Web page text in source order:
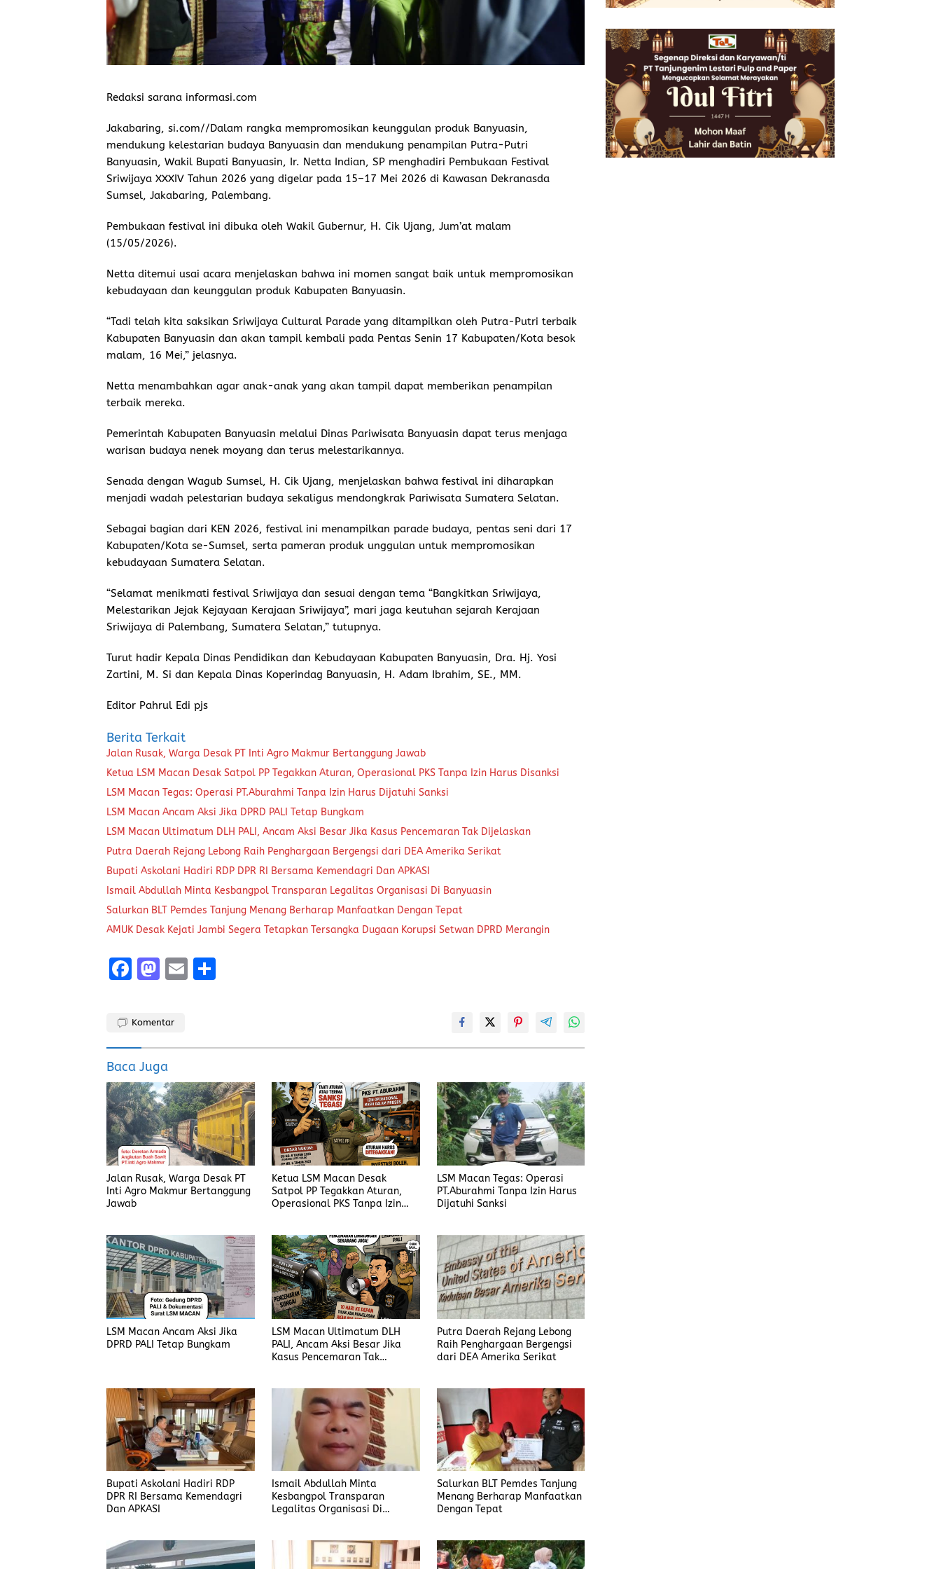
Redaksi sarana informasi.com
Jakabaring, si.com//Dalam rangka mempromosikan keunggulan produk Banyuasin,
mendukung kelestarian budaya Banyuasin dan mendukung penampilan Putra-Putri
Banyuasin, Wakil Bupati Banyuasin, Ir. Netta Indian, SP menghadiri Pembukaan Festival
Sriwijaya XXXIV Tahun 2026 yang digelar pada 15–17 Mei 2026 di Kawasan Dekranasda
Sumsel, Jakabaring, Palembang.
Pembukaan festival ini dibuka oleh Wakil Gubernur, H. Cik Ujang, Jum’at malam
(15/05/2026).
Netta ditemui usai acara menjelaskan bahwa ini momen sangat baik untuk mempromosikan
kebudayaan dan keunggulan produk Kabupaten Banyuasin.
“Tadi telah kita saksikan Sriwijaya Cultural Parade yang ditampilkan oleh Putra-Putri terbaik
Kabupaten Banyuasin dan akan tampil kembali pada Pentas Senin 17 Kabupaten/Kota besok
malam, 16 Mei,” jelasnya.
Netta menambahkan agar anak-anak yang akan tampil dapat memberikan penampilan
terbaik mereka.
Pemerintah Kabupaten Banyuasin melalui Dinas Pariwisata Banyuasin dapat terus menjaga
warisan budaya nenek moyang dan terus melestarikannya.
Senada dengan Wagub Sumsel, H. Cik Ujang, menjelaskan bahwa festival ini diharapkan
menjadi wadah pelestarian budaya sekaligus mendongkrak Pariwisata Sumatera Selatan.
Sebagai bagian dari KEN 2026, festival ini menampilkan parade budaya, pentas seni dari 17
Kabupaten/Kota se-Sumsel, serta pameran produk unggulan untuk mempromosikan
kebudayaan Sumatera Selatan.
“Selamat menikmati festival Sriwijaya dan sesuai dengan tema “Bangkitkan Sriwijaya,
Melestarikan Jejak Kejayaan Kerajaan Sriwijaya”, mari jaga keutuhan sejarah Kerajaan
Sriwijaya di Palembang, Sumatera Selatan,” tutupnya.
Turut hadir Kepala Dinas Pendidikan dan Kebudayaan Kabupaten Banyuasin, Dra. Hj. Yosi
Zartini, M. Si dan Kepala Dinas Koperindag Banyuasin, H. Adam Ibrahim, SE., MM.
Editor Pahrul Edi pjs
Berita Terkait
Jalan Rusak, Warga Desak PT Inti Agro Makmur Bertanggung Jawab
Ketua LSM Macan Desak Satpol PP Tegakkan Aturan, Operasional PKS Tanpa Izin Harus Disanksi
LSM Macan Tegas: Operasi PT.Aburahmi Tanpa Izin Harus Dijatuhi Sanksi
LSM Macan Ancam Aksi Jika DPRD PALI Tetap Bungkam
LSM Macan Ultimatum DLH PALI, Ancam Aksi Besar Jika Kasus Pencemaran Tak Dijelaskan
Putra Daerah Rejang Lebong Raih Penghargaan Bergengsi dari DEA Amerika Serikat
Bupati Askolani Hadiri RDP DPR RI Bersama Kemendagri Dan APKASI
Ismail Abdullah Minta Kesbangpol Transparan Legalitas Organisasi Di Banyuasin
Salurkan BLT Pemdes Tanjung Menang Berharap Manfaatkan Dengan Tepat
AMUK Desak Kejati Jambi Segera Tetapkan Tersangka Dugaan Korupsi Setwan DPRD Merangin
F
ce
o
o
k
M
st
d
o
n
E
Komentar
Baca Juga
Jalan Rusak, Warga Desak PT
Inti Agro Makmur Bertanggung
Jawab
Ketua LSM Macan Desak
Satpol PP Tegakkan Aturan,
Operasional PKS Tanpa Izin
LSM Macan Tegas: Operasi
PT.Aburahmi Tanpa Izin Harus
Dijatuhi Sanksi
LSM Macan Ancam Aksi Jika
DPRD PALI Tetap Bungkam
LSM Macan Ultimatum DLH
PALI, Ancam Aksi Besar Jika
Kasus Pencemaran Tak
Putra Daerah Rejang Lebong
Raih Penghargaan Bergengsi
dari DEA Amerika Serikat
Bupati Askolani Hadiri RDP
DPR RI Bersama Kemendagri
Dan APKASI
Ismail Abdullah Minta
Kesbangpol Transparan
Legalitas Organisasi Di
Salurkan BLT Pemdes Tanjung
Menang Berharap Manfaatkan
Dengan Tepat